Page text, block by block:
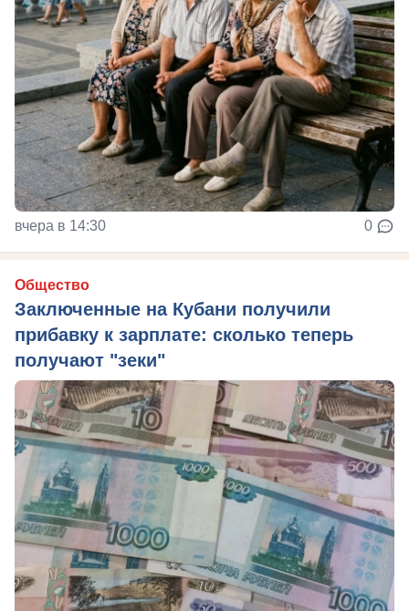
вчера в 14:30 0
Общество
Заключенные на Кубани получили
прибавку к зарплате: сколько теперь
получают "зеки"